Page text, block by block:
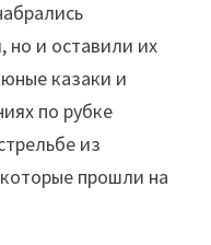
но и оставили их
казаки и
по рубке
из
прошли на